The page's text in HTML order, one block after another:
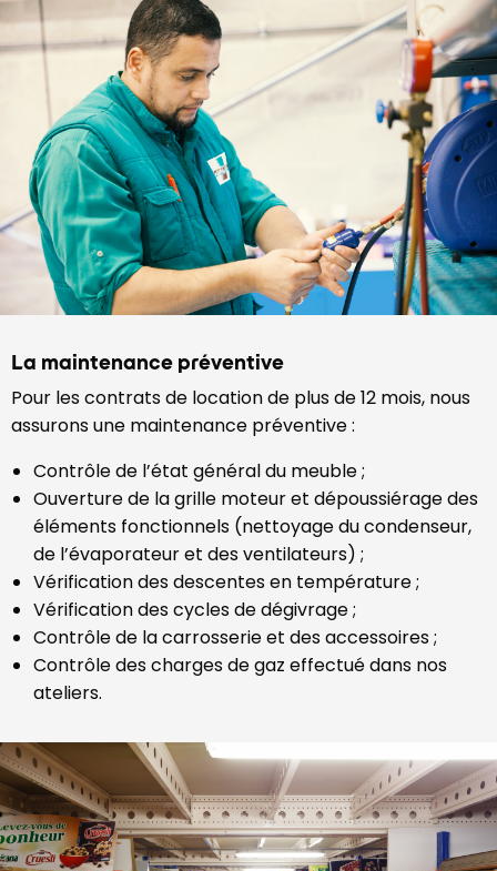
La maintenance préventive
Pour les contrats de location de plus de 12 mois, nous
assurons une maintenance préventive :
Contrôle de l’état général du meuble ;
Ouverture de la grille moteur et dépoussiérage des
éléments fonctionnels (nettoyage du condenseur,
de l’évaporateur et des ventilateurs) ;
Vérification des descentes en température ;
Vérification des cycles de dégivrage ;
Contrôle de la carrosserie et des accessoires ;
Contrôle des charges de gaz effectué dans nos
ateliers.